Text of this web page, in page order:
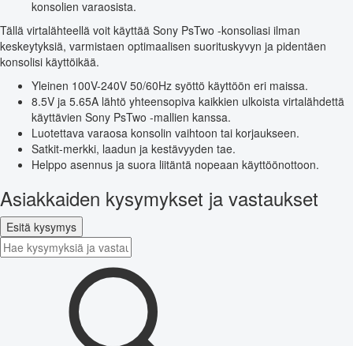
konsolien varaosista.
Tällä virtalähteellä voit käyttää Sony PsTwo -konsoliasi ilman
keskeytyksiä, varmistaen optimaalisen suorituskyvyn ja pidentäen
konsolisi käyttöikää.
Yleinen 100V-240V 50/60Hz syöttö käyttöön eri maissa.
8.5V ja 5.65A lähtö yhteensopiva kaikkien ulkoista virtalähdettä
käyttävien Sony PsTwo -mallien kanssa.
Luotettava varaosa konsolin vaihtoon tai korjaukseen.
Satkit-merkki, laadun ja kestävyyden tae.
Helppo asennus ja suora liitäntä nopeaan käyttöönottoon.
Asiakkaiden kysymykset ja vastaukset
Esitä kysymys